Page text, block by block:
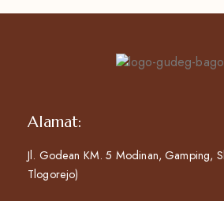
Alamat:
Jl. Godean KM. 5 Modinan, Gamping,
Tlogorejo)